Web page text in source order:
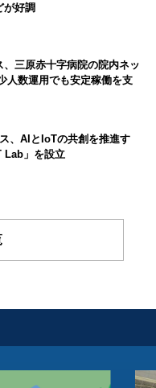
が好調
、三原赤十字病院の院内ネッ
人数運用でも安定稼働を支
、AIとIoTの共創を推進す
Lab」を設立